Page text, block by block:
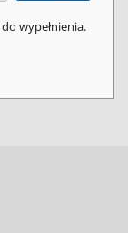
wypełnienia.